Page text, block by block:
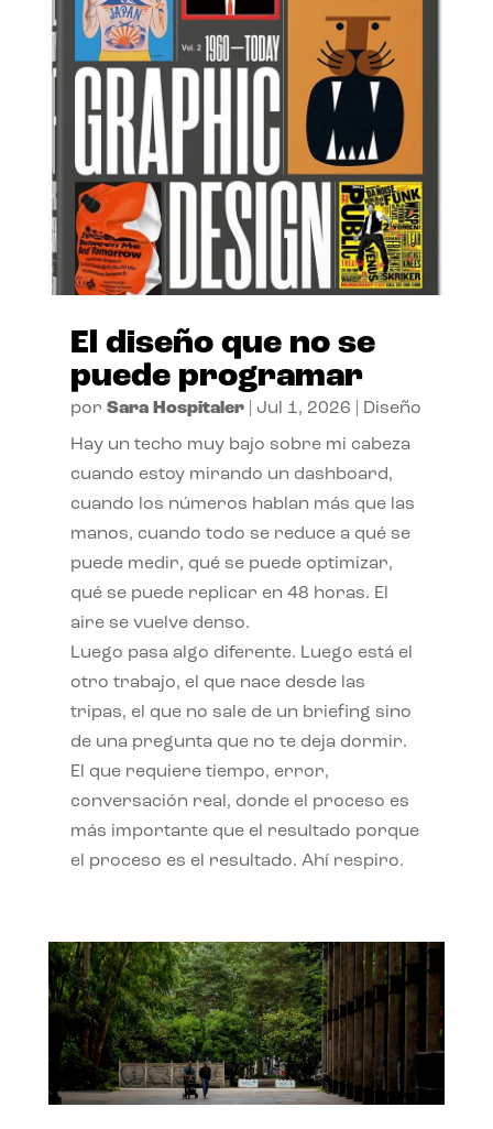
El diseño que no se
puede programar
por Sara Hospitaler| Jul 1, 2026 Diseño
Hay un techo muy bajo sobre mi cabeza
cuando estoy mirando un dashboard,
cuando los números hablan más que las
manos, cuando todo se reduce a qué se
puede medir, qué se puede optimizar,
qué se puede replicar en 48 horas. El
aire se vuelve denso.
Luego pasa algo diferente. Luego está el
otro trabajo, el que nace desde las
tripas, el que no sale de un briefing sino
de una pregunta que no te deja dormir.
El que requiere tiempo, error,
conversación real, donde el proceso es
más importante que el resultado porque
el proceso es el resultado. Ahí respiro.